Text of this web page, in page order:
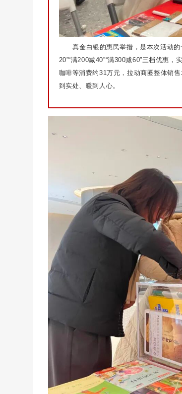
真金白银的惠民举措，是本次活动
20”“满200减40”“满300减60”三档优惠
咖啡等消费约31万元，拉动商圈整体销
到实处、暖到人心。